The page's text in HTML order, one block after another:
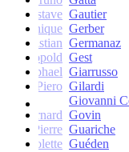
Gustave Gautier
Monique Gerber
Christian Germanaz
Léopold Gest
Raphael Giarrusso
Piero Gilardi
Giovanni
Bernard Govin
Pierre Guariche
Colette Guéden